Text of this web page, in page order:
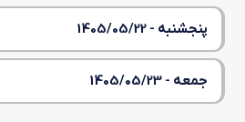
پنجشنبه - 1405/05/22
جمعه - 1405/05/23